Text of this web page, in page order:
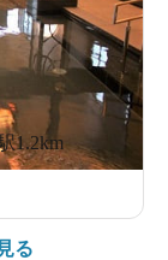
1.2km
る